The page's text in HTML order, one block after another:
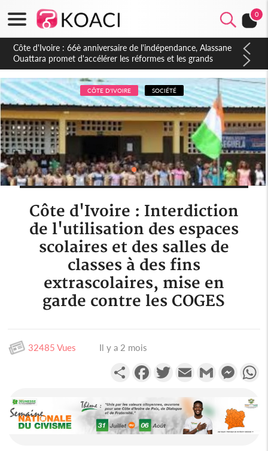
0
Côte d'Ivoire : À Abidjan, Amadou Oury Bah admire le modèle
ivoirien et veut s'en inspirer pour accélérer le développement
de la Guinée
CÔTE D'IVOIRE SOCIÉTÉ
Côte d'Ivoire : Interdiction
de l'utilisation des espaces
scolaires et des salles de
classes à des fins
extrascolaires, mise en
garde contre les COGES
32485 Vues Il y a 2 mois
PartagerFacebookTwitterEmail Gmail